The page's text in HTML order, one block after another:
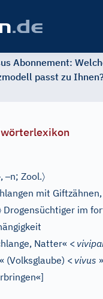
Abonnement:
passt zu
,–n; Zool.〉
mit
Drogensüchtiger im
Natter« <
(Volksglaube) < vivus
]